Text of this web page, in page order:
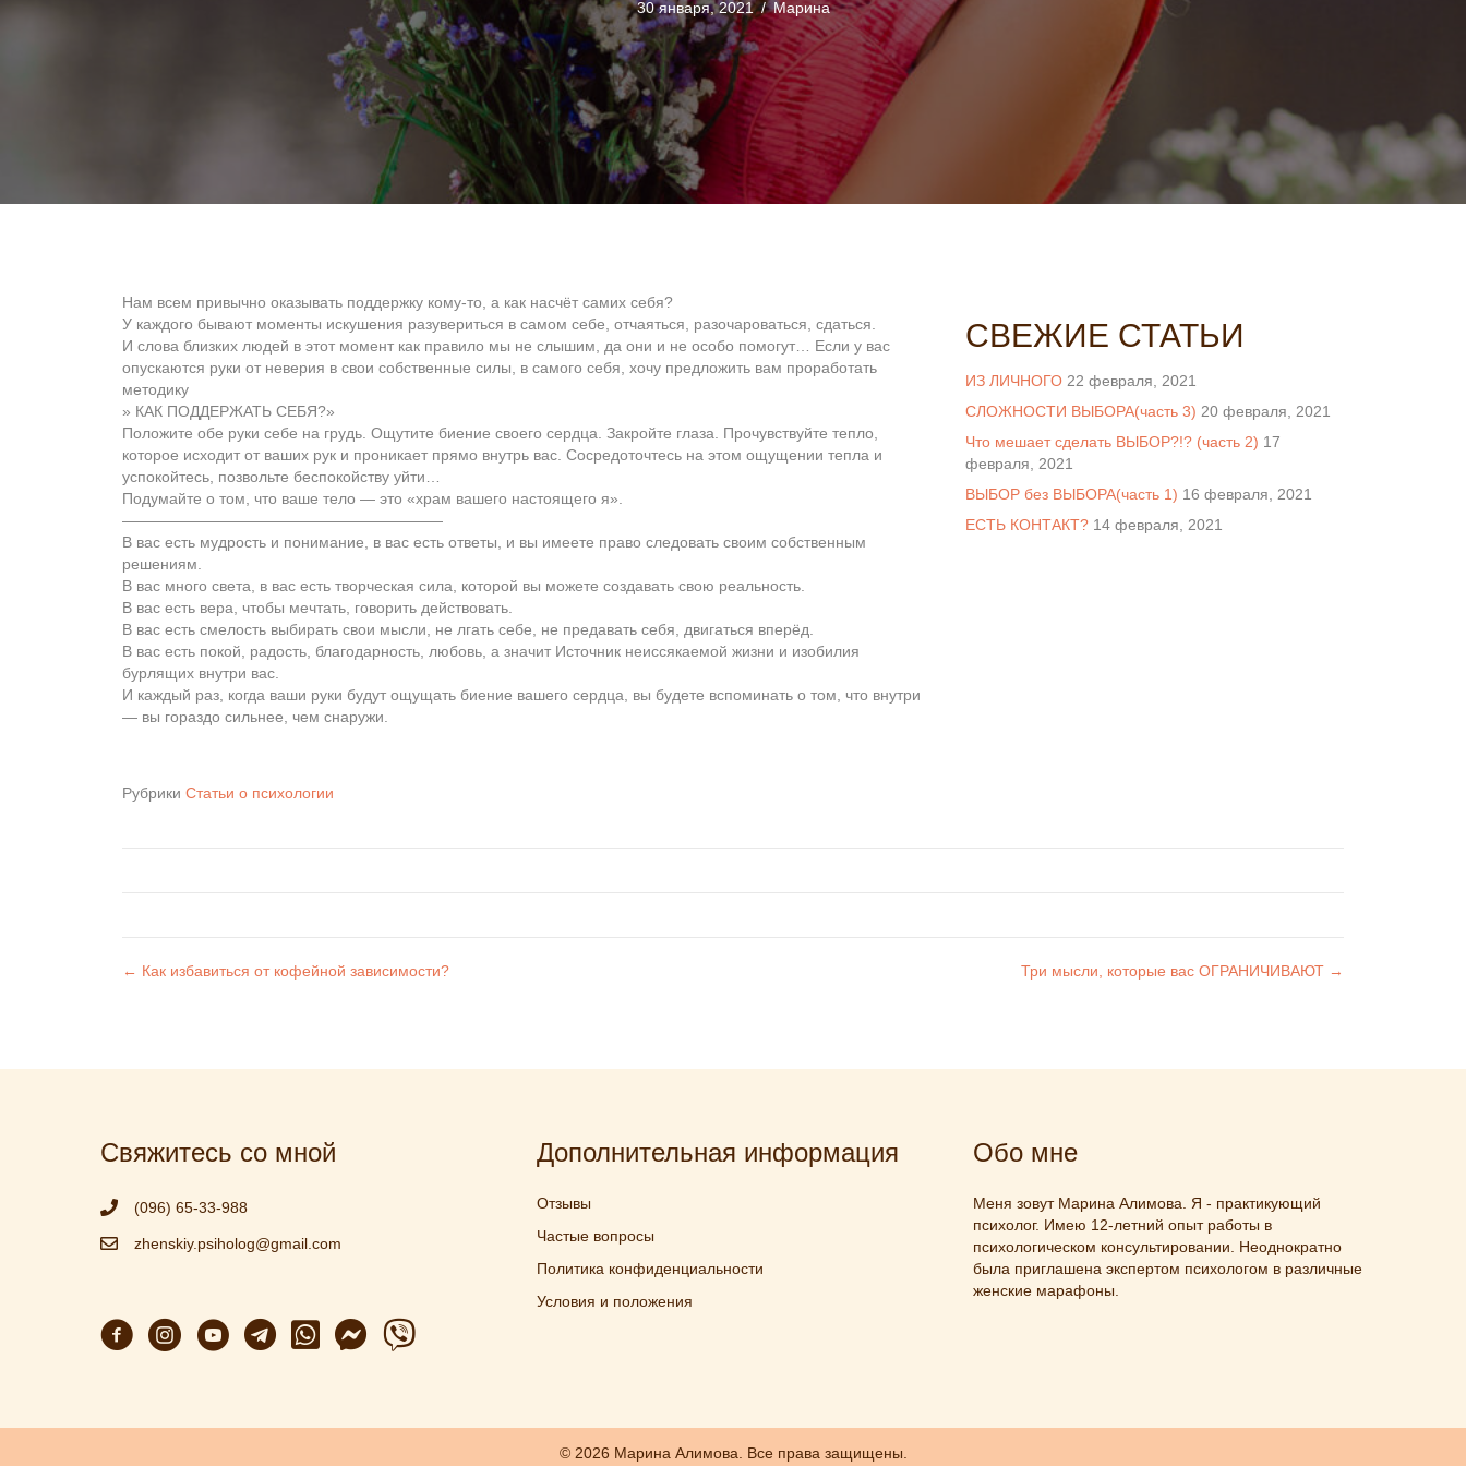
30 января, 2021/Марина
Нам всем привычно оказывать поддержку кому-то, а как насчёт самих себя?
У каждого бывают моменты искушения разувериться в самом себе, отчаяться, разочароваться, сдаться.
И слова близких людей в этот момент как правило мы не слышим, да они и не особо помогут… Если у вас
опускаются руки от неверия в свои собственные силы, в самого себя, хочу предложить вам проработать
методику
» КАК ПОДДЕРЖАТЬ СЕБЯ?»
Положите обе руки себе на грудь. Ощутите биение своего сердца. Закройте глаза. Прочувствуйте тепло,
которое исходит от ваших рук и проникает прямо внутрь вас. Сосредоточтесь на этом ощущении тепла и
успокойтесь, позвольте беспокойству уйти…
Подумайте о том, что ваше тело — это «храм вашего настоящего я».
—————————————————————
В вас есть мудрость и понимание, в вас есть ответы, и вы имеете право следовать своим собственным
решениям.
В вас много света, в вас есть творческая сила, которой вы можете создавать свою реальность.
В вас есть вера, чтобы мечтать, говорить действовать.
В вас есть смелость выбирать свои мысли, не лгать себе, не предавать себя, двигаться вперёд.
В вас есть покой, радость, благодарность, любовь, а значит Источник неиссякаемой жизни и изобилия
бурлящих внутри вас.
И каждый раз, когда ваши руки будут ощущать биение вашего сердца, вы будете вспоминать о том, что внутри
— вы гораздо сильнее, чем снаружи.
Рубрики Статьи о психологии
СВЕЖИЕ СТАТЬИ
ИЗ ЛИЧНОГО 22 февраля, 2021
СЛОЖНОСТИ ВЫБОРА(часть 3) 20 февраля, 2021
Что мешает сделать ВЫБОР?!? (часть 2) 17
февраля, 2021
ВЫБОР без ВЫБОРА(часть 1) 16 февраля, 2021
ЕСТЬ КОНТАКТ? 14 февраля, 2021
НАВИГАЦИЯ
ЗАПИСЯМ
← Как избавиться от кофейной зависимости? Три мысли, которые вас ОГРАНИЧИВАЮТ →
Свяжитесь со мной
(096) 65-33-988
zhenskiy.psiholog@gmail.com
W
h
V
Дополнительная информация
Отзывы
Частые вопросы
Политика конфиденциальности
Условия и положения
Обо мне
Меня зовут Марина Алимова. Я - практикующий
психолог. Имею 12-летний опыт работы в
психологическом консультировании. Неоднократно
была приглашена экспертом психологом в различные
женские марафоны.
© 2026 Марина Алимова. Все права защищены.